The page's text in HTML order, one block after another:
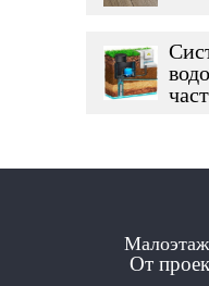
От